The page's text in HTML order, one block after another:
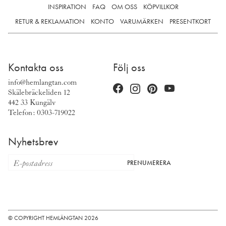
INSPIRATION FAQ OM OSS
KÖPVILLKOR
RETUR & REKLAMATION
KONTO VARUMÄRKEN PRESENTKORT
Kontakta oss
info@hemlangtan.com
Skälebräckeliden 12
442 33 Kungälv
Telefon: 0303-719022
Följ oss
Nyhetsbrev
PRENUMERERA
© COPYRIGHT HEMLÄNGTAN 2026